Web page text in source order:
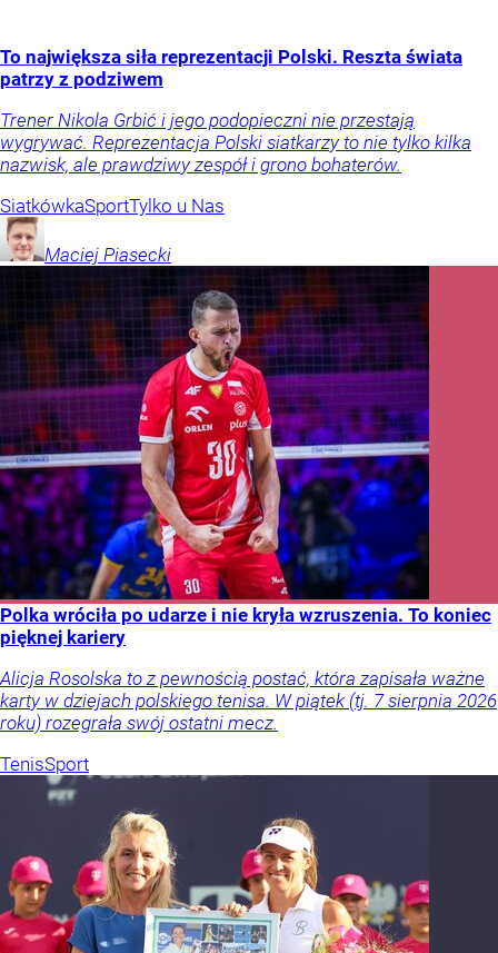
To największa siła reprezentacji Polski. Reszta świata
patrzy z podziwem
Trener Nikola Grbić i jego podopieczni nie przestają
wygrywać. Reprezentacja Polski siatkarzy to nie tylko kilka
nazwisk, ale prawdziwy zespół i grono bohaterów.
SiatkówkaSportTylko u Nas
Maciej Piasecki
Polka wróciła po udarze i nie kryła wzruszenia. To koniec
pięknej kariery
Alicja Rosolska to z pewnością postać, która zapisała ważne
karty w dziejach polskiego tenisa. W piątek (tj. 7 sierpnia 2026
roku) rozegrała swój ostatni mecz.
TenisSport